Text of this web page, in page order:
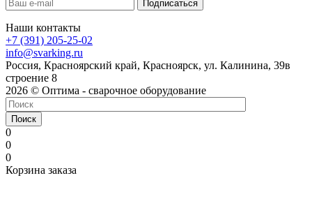
Наши контакты
+7 (391) 205-25-02
info@svarking.ru
Россия, Красноярский край, Красноярск, ул. Калинина, 39в
строение 8
2026 © Оптима - сварочное оборудование
Поиск
0
0
0
Корзина заказа